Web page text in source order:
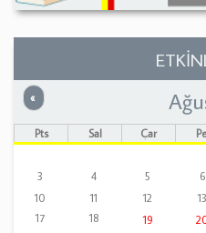
« Önceki
Pts Sal Çar
3
4 5 6
10
11 12 13
17
18 19